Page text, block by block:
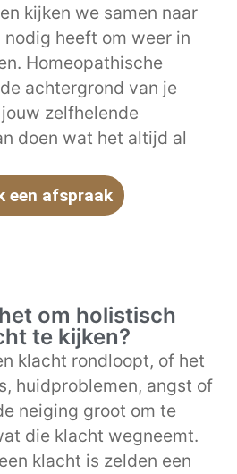
kijken we samen naar
heeft om weer in
Homeopathische
achtergrond van je
zelfhelende
doen wat het altijd al
een afspraak
om holistisch
te kijken?
klacht rondloopt, of het
huidproblemen, angst of
neiging groot om te
die klacht wegneemt.
klacht is zelden een